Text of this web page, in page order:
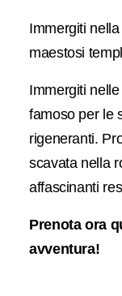
Immergiti
maestosi
Immergiti
famoso per le
rigeneranti.
scavata nella
affascinanti
Prenota ora
avventura!